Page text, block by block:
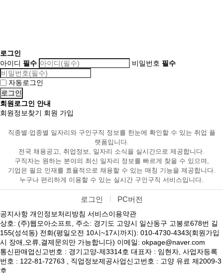
로그인
아이디 필수 비밀번호 필수
자동로그인
회원로그인 안내
회원정보찾기 회원 가입
직종별·업종별 일자리와 구인구직 정보를 한눈에 확인할 수 있는 취업 플
랫폼입니다.
전국 채용공고, 취업정보, 일자리 소식을 실시간으로 제공합니다.
구직자는 원하는 분야의 최신 일자리 정보를 빠르게 찾을 수 있으며,
기업은 필요 인재를 효율적으로 채용할 수 있는 매칭 기능을 제공합니다.
누구나 편리하게 이용할 수 있는 실시간 구인구직 서비스입니다.
로그인 PC버전
공지사항 개인정보처리방침 서비스이용약관
상호: (주)웹모아소프트, 주소: 경기도 고양시 일산동구 고봉로678번 길
155(성석동) 전화(평일오전 10시~17시까지): 010-4730-4343(회원가입
시 장애,오류,결제문의만 가능합니다) 이메일: okpage@naver.com
통신판매업신고번호 : 경기고양-제3314호 대표자 : 임현자, 사업자등록
번호 : 122-81-72763 , 직업정보제공사업신고번호 : 고양 유료 제2009-3
호